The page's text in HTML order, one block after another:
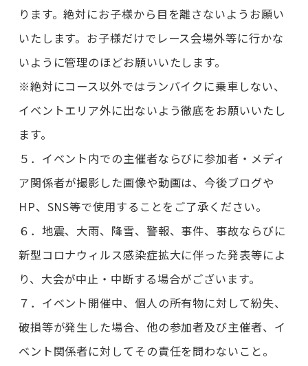
ります。絶対にお子様から目を離さないようお願い
いたします。お子様だけでレース会場外等に行かな
いように管理のほどお願いいたします。
※絶対にコース以外ではランバイクに乗車しない、
イベントエリア外に出ないよう徹底をお願いいたし
ます。
５．イベント内での主催者ならびに参加者・メディ
ア関係者が撮影した画像や動画は、今後ブログや
HP、SNS等で使用することをご了承ください。
６．地震、大雨、降雪、警報、事件、事故ならびに
新型コロナウィルス感染症拡大に伴った発表等によ
り、大会が中止・中断する場合がございます。
７．イベント開催中、個人の所有物に対して紛失、
破損等が発生した場合、他の参加者及び主催者、イ
ベント関係者に対してその責任を問わないこと。